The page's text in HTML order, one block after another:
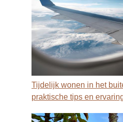
Tijdelijk wonen in het
praktische tips en